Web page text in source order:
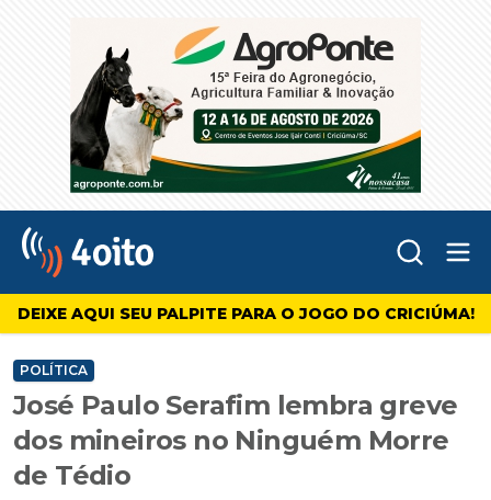
4oito
DEIXE AQUI SEU PALPITE PARA O JOGO DO CRICIÚMA!
POLÍTICA
José Paulo Serafim lembra greve
dos mineiros no Ninguém Morre
de Tédio